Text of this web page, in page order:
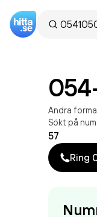
Andra
Sökt på
57
Ring